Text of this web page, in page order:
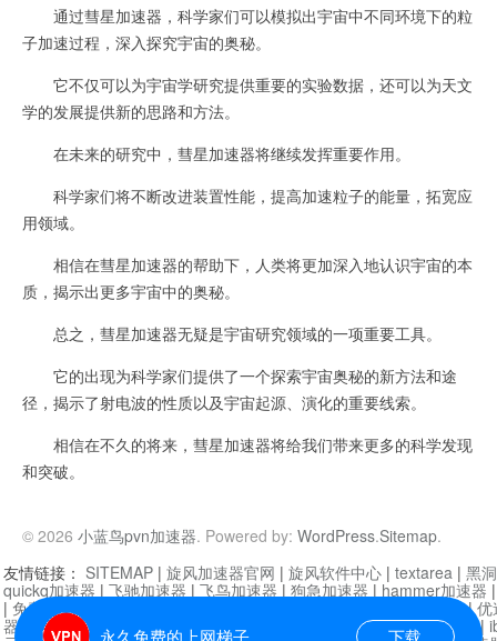
通过彗星加速器，科学家们可以模拟出宇宙中不同环境下的粒
子加速过程，深入探究宇宙的奥秘。
它不仅可以为宇宙学研究提供重要的实验数据，还可以为天文
学的发展提供新的思路和方法。
在未来的研究中，彗星加速器将继续发挥重要作用。
科学家们将不断改进装置性能，提高加速粒子的能量，拓宽应
用领域。
相信在彗星加速器的帮助下，人类将更加深入地认识宇宙的本
质，揭示出更多宇宙中的奥秘。
总之，彗星加速器无疑是宇宙研究领域的一项重要工具。
它的出现为科学家们提供了一个探索宇宙奥秘的新方法和途
径，揭示了射电波的性质以及宇宙起源、演化的重要线索。
相信在不久的将来，彗星加速器将给我们带来更多的科学发现
和突破。
© 2026 小蓝鸟pvn加速器. Powered by: WordPress.Sitemap.
永久免费的上网梯子 下载
友情链接： SITEMAP | 旋风加速器官网 | 旋风软件中心 | textarea | 黑
quickq加速器 | 飞驰加速器 | 飞鸟加速器 | 狗急加速器 | hammer加速器
| 免费vqn加速外网 迷雾通|优
器| 快柠檬加速器 |黑洞加速 |falemon 快橙加速器|anycast加速器 |